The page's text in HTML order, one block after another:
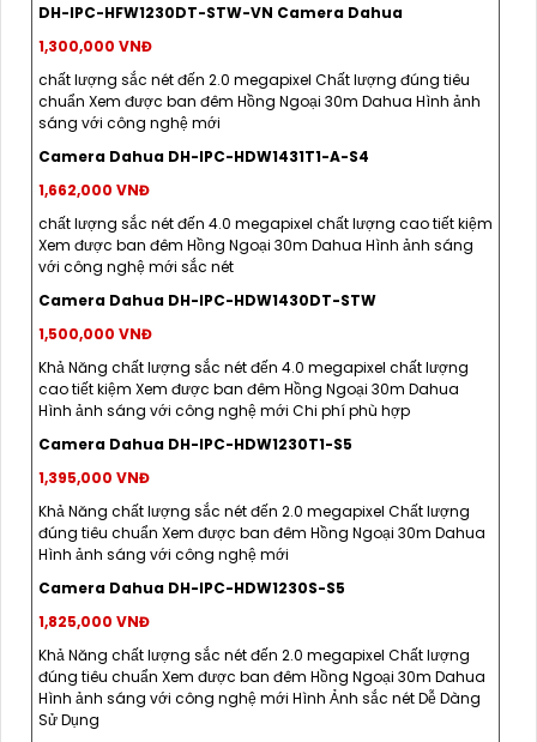
DH-IPC-HFW1230DT-STW-VN Camera Dahua
1,300,000 VNĐ
chất lượng sắc nét đến 2.0 megapixel Chất lượng đúng tiêu
chuẩn Xem được ban đêm Hồng Ngoại 30m Dahua Hình ảnh
sáng với công nghệ mới
Camera Dahua DH-IPC-HDW1431T1-A-S4
1,662,000 VNĐ
chất lượng sắc nét đến 4.0 megapixel chất lượng cao tiết kiệm
Xem được ban đêm Hồng Ngoại 30m Dahua Hình ảnh sáng
với công nghệ mới sắc nét
Camera Dahua DH-IPC-HDW1430DT-STW
1,500,000 VNĐ
Khả Năng chất lượng sắc nét đến 4.0 megapixel chất lượng
cao tiết kiệm Xem được ban đêm Hồng Ngoại 30m Dahua
Hình ảnh sáng với công nghệ mới Chi phí phù hợp
Camera Dahua DH-IPC-HDW1230T1-S5
1,395,000 VNĐ
Khả Năng chất lượng sắc nét đến 2.0 megapixel Chất lượng
đúng tiêu chuẩn Xem được ban đêm Hồng Ngoại 30m Dahua
Hình ảnh sáng với công nghệ mới
Camera Dahua DH-IPC-HDW1230S-S5
1,825,000 VNĐ
Khả Năng chất lượng sắc nét đến 2.0 megapixel Chất lượng
đúng tiêu chuẩn Xem được ban đêm Hồng Ngoại 30m Dahua
Hình ảnh sáng với công nghệ mới Hình Ảnh sắc nét Dễ Dàng
Sử Dụng